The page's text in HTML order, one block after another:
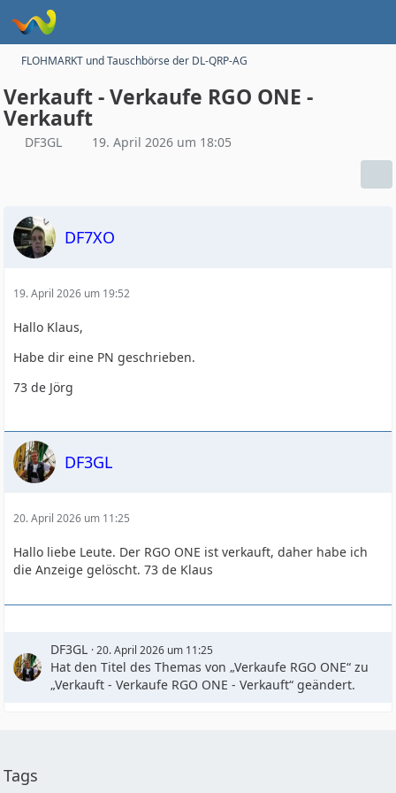
FLOHMARKT und Tauschbörse der DL-QRP-AG
Verkauft - Verkaufe RGO ONE -
Verkauft
DF3GL 19. April 2026 um 18:05
DF7XO
19. April 2026 um 19:52
Hallo Klaus,
Habe dir eine PN geschrieben.
73 de Jörg
DF3GL
20. April 2026 um 11:25
Hallo liebe Leute. Der RGO ONE ist verkauft, daher habe ich
die Anzeige gelöscht. 73 de Klaus
DF3GL 20. April 2026 um 11:25
Hat den Titel des Themas von „Verkaufe RGO ONE“ zu
„Verkauft - Verkaufe RGO ONE - Verkauft“ geändert.
Tags